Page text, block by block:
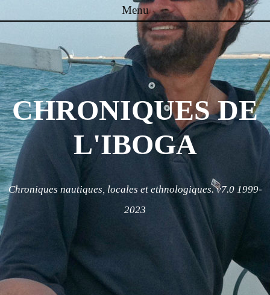
Menu
CHRONIQUES DE
L'IBOGA
Chroniques nautiques, locales et ethnologiques. v7.0 1999-
2023